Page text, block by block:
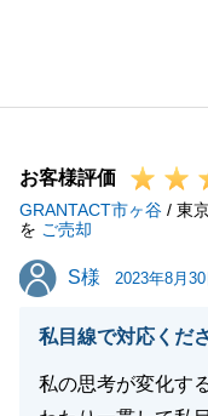
限られた期日とご
速なご対応とご決
なお取引きができ
もお気軽にご連絡
この度は、大変お
引き続き、どうぞ
お客様評価
GRANTACT市ヶ谷 / 東
を ご売却
S様
S様 2023年8月30
私目線で対応くだ
私の思考が変化す